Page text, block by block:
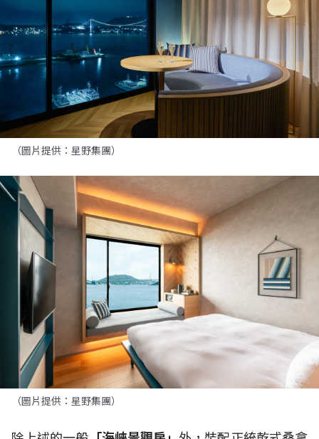
（圖片提供：星野集團）
（圖片提供：星野集團）